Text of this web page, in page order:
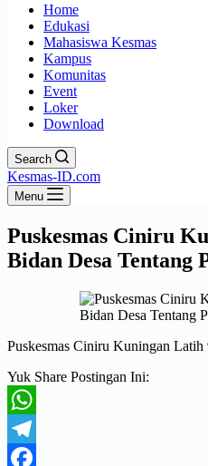
Home
Edukasi
Mahasiswa Kesmas
Kampus
Komunitas
Event
Loker
Download
Search
Kesmas-ID.com
Menu
Puskesmas Ciniru
Bidan Desa Tentang
Puskesmas Ciniru Kuningan
Yuk Share Postingan Ini:
WhatsApp
Telegram